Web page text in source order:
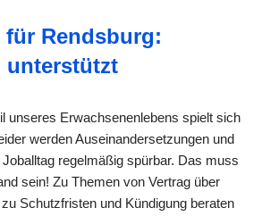
Rendsburg:
unterstützt
unseres Erwachsenenlebens spielt sich
werden Auseinandersetzungen und
regelmäßig spürbar. Das muss
sein! Zu Themen von Vertrag über
Schutzfristen und Kündigung beraten